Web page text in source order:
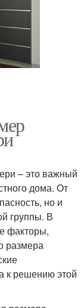
– это важный
дома. От
но и
группы. В
факторы,
размера
к решению этой